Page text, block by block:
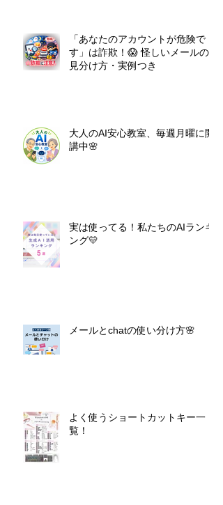
「あなたのアカウントが危険で
す」は詐欺！😱 怪しいメールの
見分け方・実例つき
大人のAI安心教室、毎週月曜に開
講中🌸
実は使ってる！私たちのAIランキ
ング💛
メールとchatの使い分け方🌸
よく使うショートカットキー一
覧！